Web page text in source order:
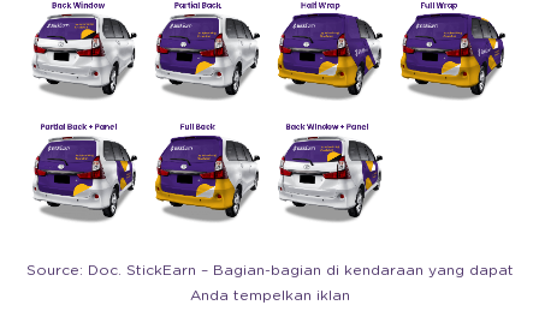
Source: Doc. StickEarn – Bagian-bagian di kendaraan yang dapat
Anda tempelkan iklan